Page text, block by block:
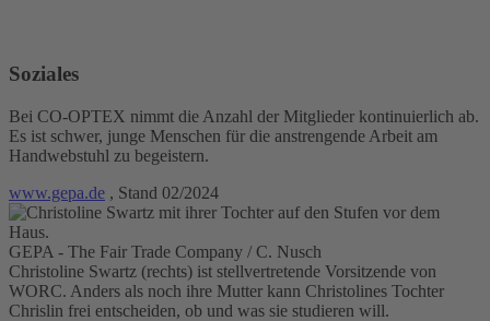
Soziales
Bei CO-OPTEX nimmt die Anzahl der Mitglieder kontinuierlich ab.
Es ist schwer, junge Menschen für die anstrengende Arbeit am
Handwebstuhl zu begeistern.
www.gepa.de , Stand 02/2024
GEPA - The Fair Trade Company / C. Nusch
Christoline Swartz (rechts) ist stellvertretende Vorsitzende von
WORC. Anders als noch ihre Mutter kann Christolines Tochter
Chrislin frei entscheiden, ob und was sie studieren will.